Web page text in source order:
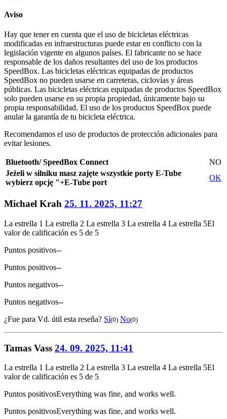
Aviso
Hay que tener en cuenta que el uso de bicicletas eléctricas
modificadas en infraestructuras puede estar en conflicto con la
legislación vigente en algunos países. El fabricante no se hace
responsable de los daños resultantes del uso de los productos
SpeedBox. Las bicicletas eléctricas equipadas de productos
SpeedBox no pueden usarse en carreteras, ciclovías y áreas
públicas. Las bicicletas eléctricas equipadas de productos SpeedBox
solo pueden usarse en su propia propiedad, únicamente bajo su
propia responsabilidad. El uso de los productos SpeedBox puede
anular la garantía de tu bicicleta eléctrica.
Recomendamos el uso de productos de protección adicionales para
evitar lesiones.
Bluetooth/ SpeedBox Connect
NO
Jeżeli w silniku masz zajęte wszystkie porty E-Tube
wybierz opcję "+E-Tube port
OK
Michael Krah 25. 11. 2025, 11:27
La estrella 1 La estrella 2 La estrella 3 La estrella 4 La estrella 5El
valor de calificación es 5 de 5
Puntos positivos--
Puntos positivos--
Puntos negativos--
Puntos negativos--
¿Fue para Vd. útil esta reseňa? Sí(0) No(0)
Tamas Vass 24. 09. 2025, 11:41
La estrella 1 La estrella 2 La estrella 3 La estrella 4 La estrella 5El
valor de calificación es 5 de 5
Puntos positivosEverything was fine, and works well.
Puntos positivosEverything was fine, and works well.